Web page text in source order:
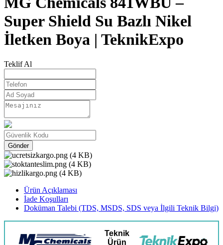
Super Shield Su Bazlı Nikel
İletken Boya | TeknikExpo
Teklif Al
Gönder
Ürün Açıklaması
İade Koşulları
Doküman Talebi (TDS, MSDS, SDS veya İlgili Teknik Bilgi)
Teknik
Ürün